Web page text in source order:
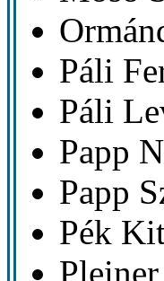
Páli
Páli
Papp
Papp
Pék